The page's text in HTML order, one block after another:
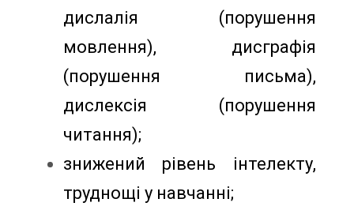
дислалія (порушення
мовлення), дисграфія
(порушення письма),
дислексія (порушення
читання);
знижений рівень інтелекту,
труднощі у навчанні;